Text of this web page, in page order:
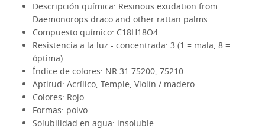
Descripción química: Resinous exudation from
Daemonorops draco and other rattan palms.
Compuesto químico: C18H18O4
Resistencia a la luz - concentrada: 3 (1 = mala, 8 =
óptima)
Índice de colores: NR 31.75200, 75210
Aptitud: Acrílico, Temple, Violín / madero
Colores: Rojo
Formas: polvo
Solubilidad en agua: insoluble